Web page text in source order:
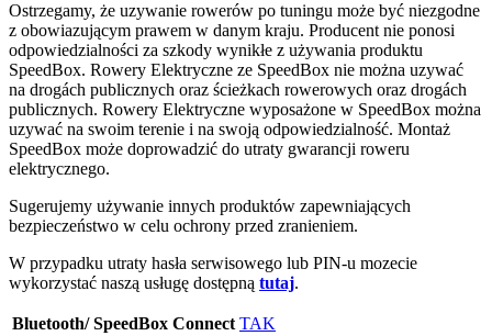
Ostrzegamy, że uzywanie rowerów po tuningu może być niezgodne
z obowiazującym prawem w danym kraju. Producent nie ponosi
odpowiedzialności za szkody wynikłe z używania produktu
SpeedBox. Rowery Elektryczne ze SpeedBox nie można uzywać
na drogách publicznych oraz ścieżkach rowerowych oraz drogách
publicznych. Rowery Elektryczne wyposażone w SpeedBox można
uzywać na swoim terenie i na swoją odpowiedzialność. Montaż
SpeedBox może doprowadzić do utraty gwarancji roweru
elektrycznego.
Sugerujemy używanie innych produktów zapewniających
bezpieczeństwo w celu ochrony przed zranieniem.
W przypadku utraty hasła serwisowego lub PIN-u mozecie
wykorzystać naszą usługę dostępną tutaj.
Bluetooth/ SpeedBox Connect TAK